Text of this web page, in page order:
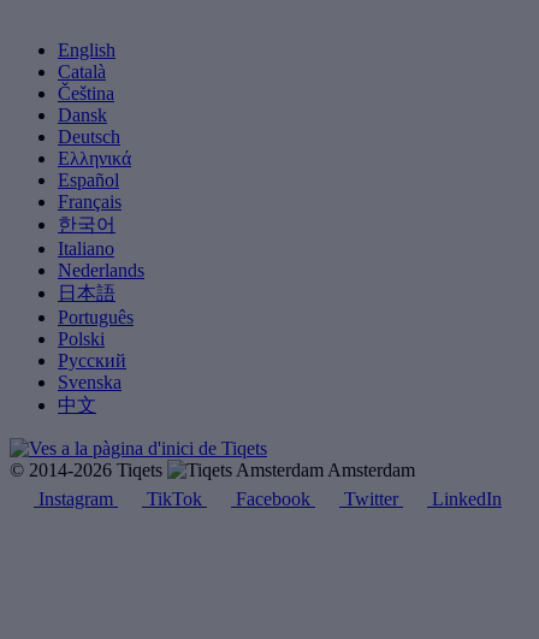
English
Català
Čeština
Dansk
Deutsch
Ελληνικά
Español
Français
한국어
Italiano
Nederlands
日本語
Português
Polski
Русский
Svenska
中文
© 2014-2026 Tiqets
Amsterdam
Instagram
TikTok Facebook Twitter LinkedIn